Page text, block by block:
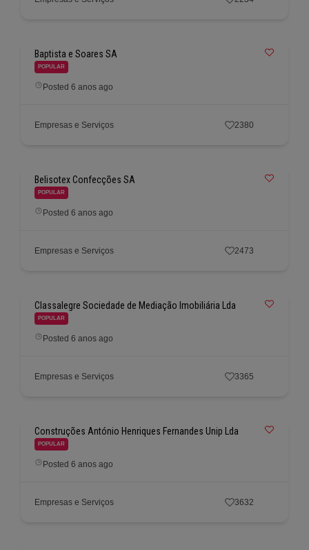
Baptista e Soares SA
POPULAR
Posted 6 anos ago
Empresas e Serviços 2380
Belisotex Confecções SA
POPULAR
Posted 6 anos ago
Empresas e Serviços 2473
Classalegre Sociedade de Mediação Imobiliária Lda
POPULAR
Posted 6 anos ago
Empresas e Serviços 3365
Construções António Henriques Fernandes Unip Lda
POPULAR
Posted 6 anos ago
Empresas e Serviços 3632